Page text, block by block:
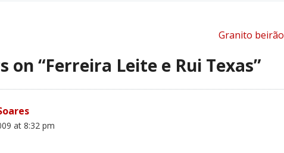
Granito beirão
on “Ferreira Leite e Rui Texas”
at 8:32 pm